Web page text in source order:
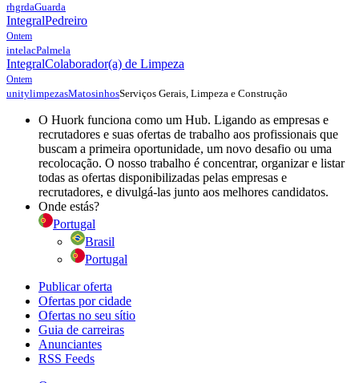
rhgrdaGuarda
IntegralPedreiro
Ontem
intelacPalmela
IntegralColaborador(a) de Limpeza
Ontem
unitylimpezasMatosinhosServiços Gerais, Limpeza e Construção
O Huork funciona como um Hub. Ligando as empresas e
recrutadores e suas ofertas de trabalho aos profissionais que
buscam a primeira oportunidade, um novo desafio ou uma
recolocação. O nosso trabalho é concentrar, organizar e listar
todas as ofertas disponibilizadas pelas empresas e
recrutadores, e divulgá-las junto aos melhores candidatos.
Onde estás?
Portugal
Brasil
Portugal
Publicar oferta
Ofertas por cidade
Ofertas no seu sítio
Guia de carreiras
Anunciantes
RSS Feeds